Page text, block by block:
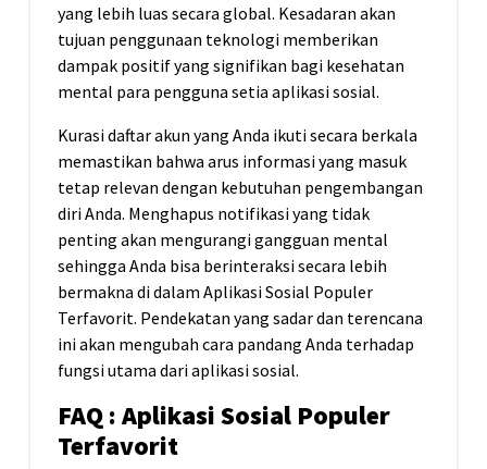
yang lebih luas secara global. Kesadaran akan
tujuan penggunaan teknologi memberikan
dampak positif yang signifikan bagi kesehatan
mental para pengguna setia aplikasi sosial.
Kurasi daftar akun yang Anda ikuti secara berkala
memastikan bahwa arus informasi yang masuk
tetap relevan dengan kebutuhan pengembangan
diri Anda. Menghapus notifikasi yang tidak
penting akan mengurangi gangguan mental
sehingga Anda bisa berinteraksi secara lebih
bermakna di dalam Aplikasi Sosial Populer
Terfavorit. Pendekatan yang sadar dan terencana
ini akan mengubah cara pandang Anda terhadap
fungsi utama dari aplikasi sosial.
FAQ : Aplikasi Sosial Populer
Terfavorit